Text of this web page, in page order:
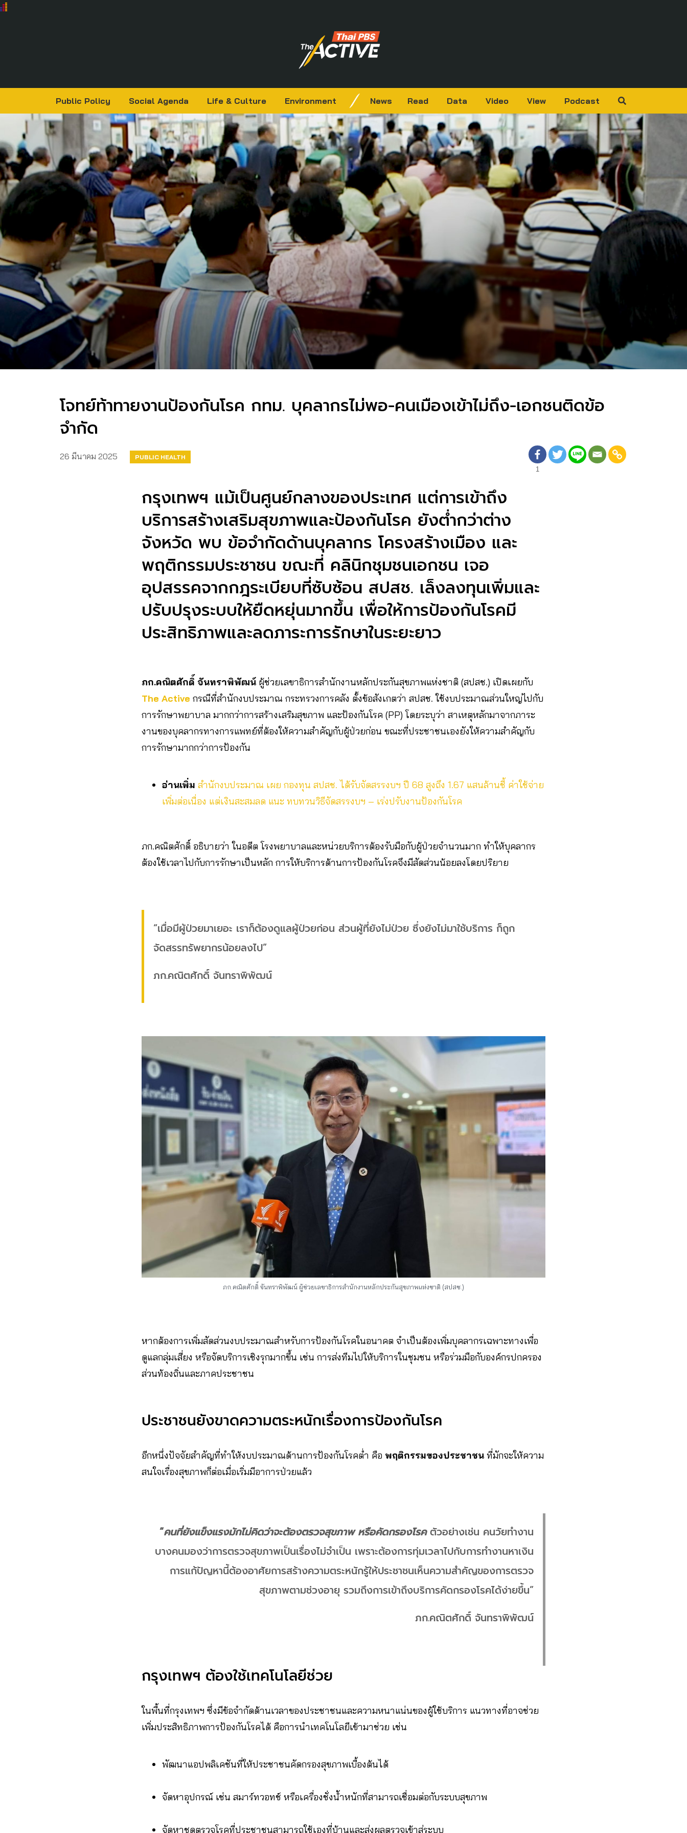
Public Policy Social Agenda Life & Culture Environment News Read Data Video View Podcast
โจทย์ท้าทายงานป้องกันโรค กทม. บุคลากรไม่พอ-คนเมืองเข้าไม่ถึง-เอกชนติดข้อ
จำกัด
26 มีนาคม 2025
PUBLIC HEALTH
1
กรุงเทพฯ แม้เป็นศูนย์กลางของประเทศ แต่การเข้าถึง
บริการสร้างเสริมสุขภาพและป้องกันโรค ยังต่ำกว่าต่าง
จังหวัด พบ ข้อจำกัดด้านบุคลากร โครงสร้างเมือง และ
พฤติกรรมประชาชน ขณะที่ คลินิกชุมชนเอกชน เจอ
อุปสรรคจากกฎระเบียบที่ซับซ้อน สปสช. เล็งลงทุนเพิ่มและ
ปรับปรุงระบบให้ยืดหยุ่นมากขึ้น เพื่อให้การป้องกันโรคมี
ประสิทธิภาพและลดภาระการรักษาในระยะยาว
ภก.คณิตศักดิ์ จันทราพิพัฒน์ ผู้ช่วยเลขาธิการสำนักงานหลักประกันสุขภาพแห่งชาติ (สปสช.) เปิดเผยกับ
The Active กรณีที่สำนักงบประมาณ กระทรวงการคลัง ตั้งข้อสังเกตว่า สปสช. ใช้งบประมาณส่วนใหญ่ไปกับ
การรักษาพยาบาล มากกว่าการสร้างเสริมสุขภาพ และป้องกันโรค (PP) โดยระบุว่า สาเหตุหลักมาจากภาระ
งานของบุคลากรทางการแพทย์ที่ต้องให้ความสำคัญกับผู้ป่วยก่อน ขณะที่ประชาชนเองยังให้ความสำคัญกับ
การรักษามากกว่าการป้องกัน
อ่านเพิ่ม สำนักงบประมาณ เผย กองทุน สปสช. ได้รับจัดสรรงบฯ ปี 68 สูงถึง 1.67 แสนล้านชี้ ค่าใช้จ่าย
เพิ่มต่อเนื่อง แต่เงินสะสมลด แนะ ทบทวนวิธีจัดสรรงบฯ – เร่งปรับงานป้องกันโรค
ภก.คณิตศักดิ์ อธิบายว่า ในอดีต โรงพยาบาลและหน่วยบริการต้องรับมือกับผู้ป่วยจำนวนมาก ทำให้บุคลากร
ต้องใช้เวลาไปกับการรักษาเป็นหลัก การให้บริการด้านการป้องกันโรคจึงมีสัดส่วนน้อยลงโดยปริยาย
“เมื่อมีผู้ป่วยมาเยอะ เราก็ต้องดูแลผู้ป่วยก่อน ส่วนผู้ที่ยังไม่ป่วย ซึ่งยังไม่มาใช้บริการ ก็ถูก
จัดสรรทรัพยากรน้อยลงไป”
ภก.คณิตศักดิ์ จันทราพิพัฒน์
ภก.คณิตศักดิ์ จันทราพิพัฒน์ ผู้ช่วยเลขาธิการสำนักงานหลักประกันสุขภาพแห่งชาติ (สปสช.)
หากต้องการเพิ่มสัดส่วนงบประมาณสำหรับการป้องกันโรคในอนาคต จำเป็นต้องเพิ่มบุคลากรเฉพาะทางเพื่อ
ดูแลกลุ่มเสี่ยง หรือจัดบริการเชิงรุกมากขึ้น เช่น การส่งทีมไปให้บริการในชุมชน หรือร่วมมือกับองค์กรปกครอง
ส่วนท้องถิ่นและภาคประชาชน
ประชาชนยังขาดความตระหนักเรื่องการป้องกันโรค
อีกหนึ่งปัจจัยสำคัญที่ทำให้งบประมาณด้านการป้องกันโรคต่ำ คือ พฤติกรรมของประชาชน ที่มักจะให้ความ
สนใจเรื่องสุขภาพก็ต่อเมื่อเริ่มมีอาการป่วยแล้ว
“คนที่ยังแข็งแรงมักไม่คิดว่าจะต้องตรวจสุขภาพ หรือคัดกรองโรคตัวอย่างเช่น คนวัยทำงาน
บางคนมองว่าการตรวจสุขภาพเป็นเรื่องไม่จำเป็น เพราะต้องการทุ่มเวลาไปกับการทำงานหาเงิน
การแก้ปัญหานี้ต้องอาศัยการสร้างความตระหนักรู้ให้ประชาชนเห็นความสำคัญของการตรวจ
สุขภาพตามช่วงอายุ รวมถึงการเข้าถึงบริการคัดกรองโรคได้ง่ายขึ้น”
ภก.คณิตศักดิ์ จันทราพิพัฒน์
กรุงเทพฯ ต้องใช้เทคโนโลยีช่วย
ในพื้นที่กรุงเทพฯ ซึ่งมีข้อจำกัดด้านเวลาของประชาชนและความหนาแน่นของผู้ใช้บริการ แนวทางที่อาจช่วย
เพิ่มประสิทธิภาพการป้องกันโรคได้ คือการนำเทคโนโลยีเข้ามาช่วย เช่น
พัฒนาแอปพลิเคชันที่ให้ประชาชนคัดกรองสุขภาพเบื้องต้นได้
จัดหาอุปกรณ์ เช่น สมาร์ทวอทช์ หรือเครื่องชั่งน้ำหนักที่สามารถเชื่อมต่อกับระบบสุขภาพ
จัดหาชุดตรวจโรคที่ประชาชนสามารถใช้เองที่บ้านและส่งผลตรวจเข้าสู่ระบบ